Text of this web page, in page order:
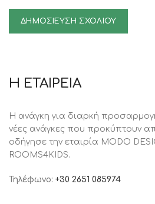
Η ΕΤΑΙΡΕΙΑ
Η ανάγκη για διαρκή
νέες ανάγκες που προκύπτουν
oδήγησε την εταιρία MODO
ROOMS4KIDS.
Τηλέφωνο: +30 2651 085974